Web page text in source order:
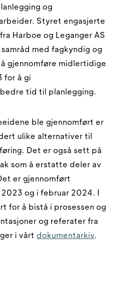
og
Styret engasjerte
Harboe og Leganger AS
med fagkyndig og
gjennomføre midlertidige
for å gi
tid til planlegging.
ble gjennomført er
ulike alternativer til
Det er også sett på
som å erstatte deler av
er gjennomført
og i februar 2024. I
for å bistå i prosessen og
og referater fra
i vårt dokumentarkiv.